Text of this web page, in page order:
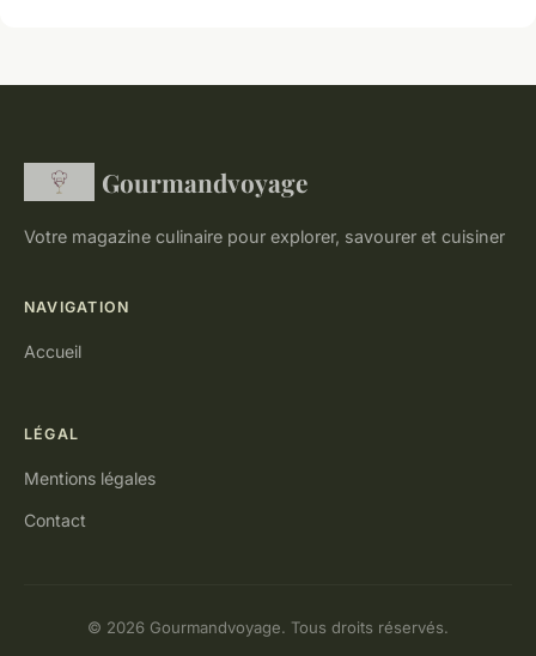
Gourmandvoyage
Votre magazine culinaire pour explorer, savourer et cuisiner
NAVIGATION
Accueil
LÉGAL
Mentions légales
Contact
© 2026 Gourmandvoyage. Tous droits réservés.